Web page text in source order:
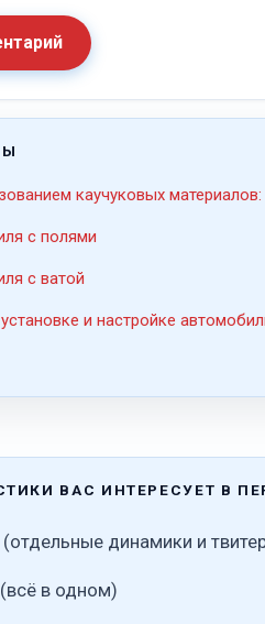
каучуковых
с полями
с ватой
и настройке
ВАС ИНТЕРЕСУЕТ В
динамики и
в одном)